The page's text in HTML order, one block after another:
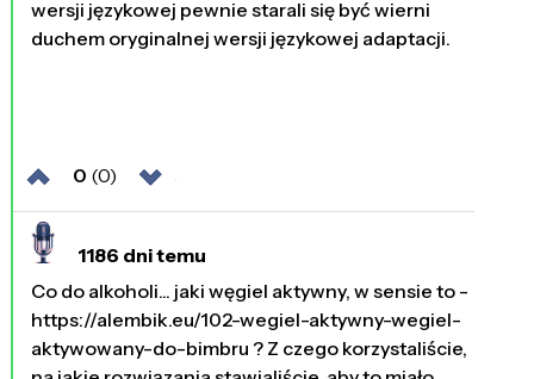
wersji językowej pewnie starali się być wierni
duchem oryginalnej wersji językowej adaptacji.
0 (0)
1186 dni temu
Co do alkoholi... jaki węgiel aktywny, w sensie to -
https://alembik.eu/102-wegiel-aktywny-wegiel-
aktywowany-do-bimbru ? Z czego korzystaliście,